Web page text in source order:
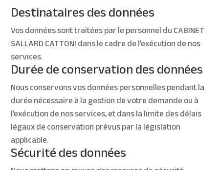
Destinataires des données
Vos données sont traitées par le personnel du CABINET
SALLARD CATTONI dans le cadre de l’exécution de nos
services.
Durée de conservation des données
Nous conservons vos données personnelles pendant la
durée nécessaire à la gestion de votre demande ou à
l’exécution de nos services, et dans la limite des délais
légaux de conservation prévus par la législation
applicable.
Sécurité des données